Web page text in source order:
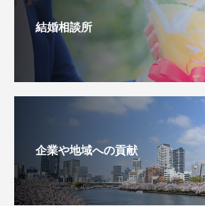
結婚相談所
企業や地域への貢献